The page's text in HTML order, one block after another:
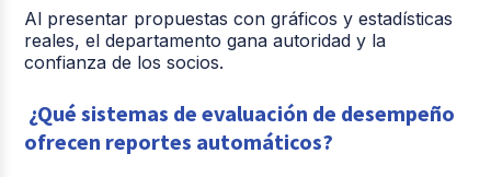
Al presentar propuestas con gráficos y estadísticas
reales, el departamento gana autoridad y la
confianza de los socios.
¿Qué sistemas de evaluación de desempeño
ofrecen reportes automáticos?